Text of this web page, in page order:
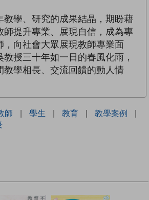
教學、研究的成果結晶，期盼藉
師提升專業、展現自信，成為專
，向社會大眾展現教師專業面
授三十年如一日的春風化雨，
教學相長、交流回饋的動人情
師 | 學生 | 教育 | 教學案例
|